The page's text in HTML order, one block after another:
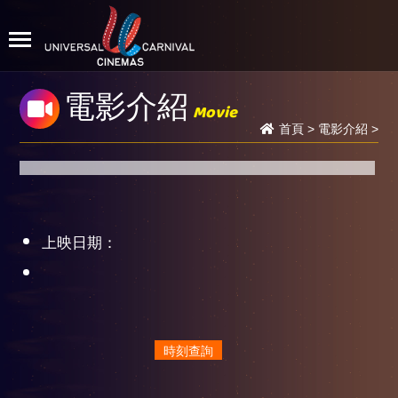
電影介紹 Movie
首頁> 電影介紹 >
上映日期：
時刻查詢